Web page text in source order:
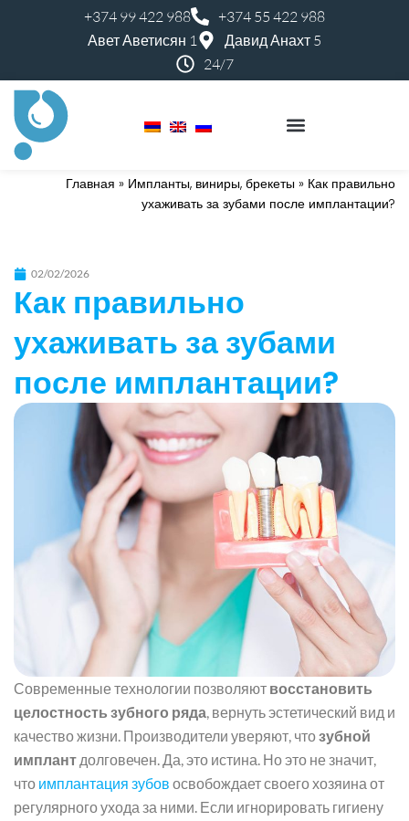
+374 99 422 988
+374 55 422 988
Авет Аветисян 1
Давид Анахт 5
24/7
Главная » Импланты, виниры, брекеты » Как правильно
ухаживать за зубами после имплантации?
02/02/2026
Как правильно
ухаживать за зубами
после имплантации?
Современные технологии позволяют восстановить
целостность зубного ряда, вернуть эстетический вид и
качество жизни. Производители уверяют, чтозубной
имплант долговечен. Да, это истина. Но это не значит,
что имплантация зубов освобождает своего хозяина от
регулярного ухода за ними. Если игнорировать гигиену